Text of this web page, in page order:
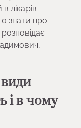
лікарів
знати про
і в чому